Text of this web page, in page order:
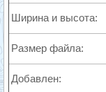
Ширина и высота:
Размер файла:
Добавлен: